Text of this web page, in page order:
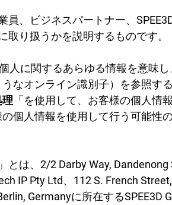
連絡先
お問い合わせ
ニュースレター登録
カスタマーサポート
、ビジネスパートナー、
取り扱うかを説明するものです。
人に関するあらゆる情報を意味
なオンライン識別子）を参照す
「を使用して、お客様の個人情
個人情報を使用して行う可能性
は、2/2 Darby Way,
IP Pty Ltd、112 S. French
Germanyに所在するSPEE3D